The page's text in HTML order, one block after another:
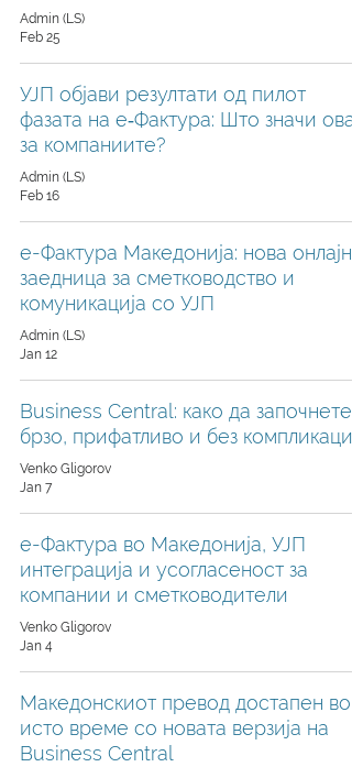
Admin (LS)
Feb 25
УЈП објави резултати од пилот
фазата на е‑Фактура: Што значи ова
за компаниите?
Admin (LS)
Feb 16
е-Фактура Македонија: нова онлајн
заедница за сметководство и
комуникација со УЈП
Admin (LS)
Jan 12
Business Central: како да започнете
брзо, прифатливо и без
Venko Gligorov
Jan 7
е-Фактура во Македонија, УЈП
интеграција и усогласеност за
компании и сметководители
Venko Gligorov
Jan 4
Македонскиот превод достапен во
исто време со новата верзија на
Business Central